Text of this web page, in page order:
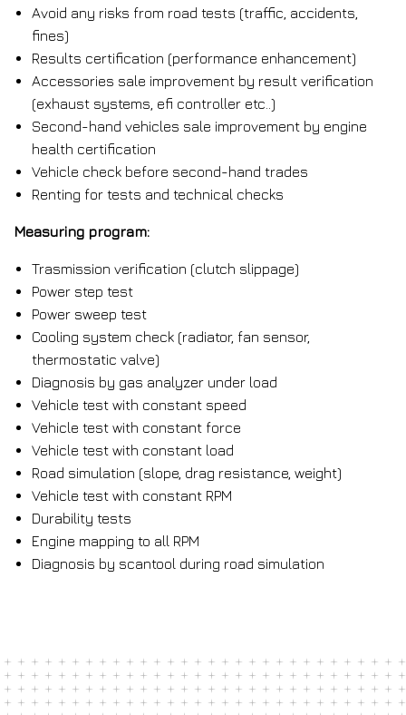
Avoid any risks from road tests (traffic, accidents,
fines)
Results certification (performance enhancement)
Accessories sale improvement by result verification
(exhaust systems, efi controller etc..)
Second-hand vehicles sale improvement by engine
health certification
Vehicle check before second-hand trades
Renting for tests and technical checks
Measuring program:
Trasmission verification (clutch slippage)
Power step test
Power sweep test
Cooling system check (radiator, fan sensor,
thermostatic valve)
Diagnosis by gas analyzer under load
Vehicle test with constant speed
Vehicle test with constant force
Vehicle test with constant load
Road simulation (slope, drag resistance, weight)
Vehicle test with constant RPM
Durability tests
Engine mapping to all RPM
Diagnosis by scantool during road simulation